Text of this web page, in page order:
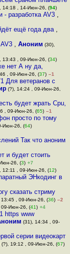
14:18 , 14-Июн-26, (94)
- разработка AV3 ,
ещё года два ,
,Аноним (30),
13:43 , 09-Июн-26, (34)
нет А ну да,
, 09-Июн-26, (37) –1
Для ветеранов с
(?), 14:24 , 09-Июн-26,
будет жрать Cpu,
, 09-Июн-26, (65) –1
просто по тому
Июн-26, (64)
Так что аноним
и будет стоить
26, (3) +7
12:11 , 09-Июн-26, (12)
ЭНкодинг в
сказать стриму
13:45 , 09-Июн-26, (36) –2
09-Июн-26, (41) +4
https www
(31), 14:34 , 09-
серии видеокарт
(?), 19:12 , 09-Июн-26, (67)